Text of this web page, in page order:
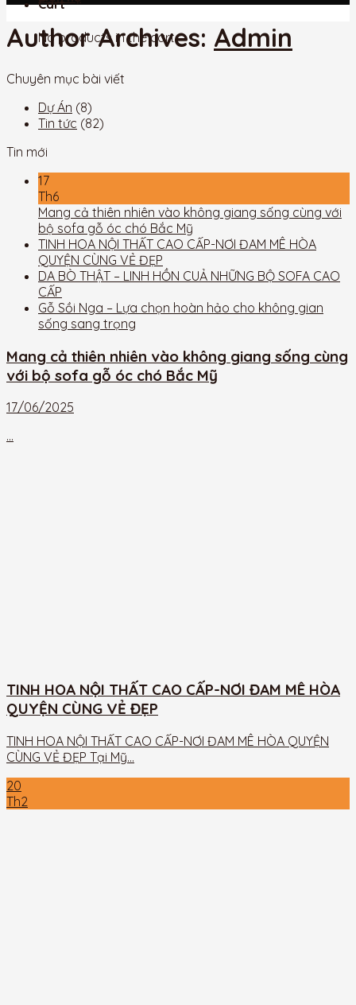
Cart
No products in the cart.
Author Archives: Admin
Chuyên mục bài viết
Dự Án (8)
Tin tức (82)
Tin mới
17
Th6
Mang cả thiên nhiên vào không giang sống cùng với
bộ sofa gỗ óc chó Bắc Mỹ
TINH HOA NỘI THẤT CAO CẤP-NƠI ĐAM MÊ HÒA
QUYỆN CÙNG VẺ ĐẸP
DA BÒ THẬT – LINH HỒN CUẢ NHỮNG BỘ SOFA CAO
CẤP
Gỗ Sồi Nga – Lựa chọn hoàn hảo cho không gian
sống sang trọng
Mang cả thiên nhiên vào không giang sống cùng
với bộ sofa gỗ óc chó Bắc Mỹ
17/06/2025
...
TINH HOA NỘI THẤT CAO CẤP-NƠI ĐAM MÊ HÒA
QUYỆN CÙNG VẺ ĐẸP
TINH HOA NỘI THẤT CAO CẤP-NƠI ĐAM MÊ HÒA QUYỆN
CÙNG VẺ ĐẸP Tại Mỹ...
20
Th2